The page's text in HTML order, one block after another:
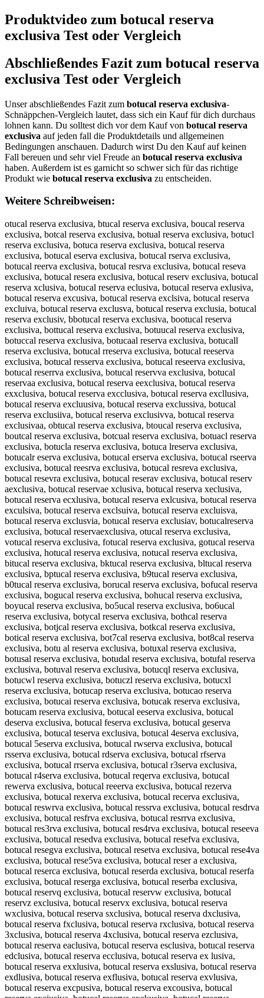
Produktvideo zum botucal reserva
exclusiva Test oder Vergleich
Abschließendes Fazit zum botucal reserva
exclusiva Test oder Vergleich
Unser abschließendes Fazit zum botucal reserva exclusiva-
Schnäppchen-Vergleich lautet, dass sich ein Kauf für dich durchaus
lohnen kann. Du solltest dich vor dem Kauf von botucal reserva
exclusiva auf jeden fall die Produktdetails und allgemeinen
Bedingungen anschauen. Dadurch wirst Du den Kauf auf keinen
Fall bereuen und sehr viel Freude an botucal reserva exclusiva
haben. Außerdem ist es garnicht so schwer sich für das richtige
Produkt wie botucal reserva exclusiva zu entscheiden.
Weitere Schreibweisen:
otucal reserva exclusiva, btucal reserva exclusiva, boucal reserva exclusiva, botcal reserva exclusiva, botual reserva exclusiva, botucl reserva exclusiva, botuca reserva exclusiva, botucal reserva exclusiva, botucal eserva exclusiva, botucal rserva exclusiva, botucal reerva exclusiva, botucal resrva exclusiva, botucal reseva exclusiva, botucal resera exclusiva, botucal reserv exclusiva, botucal reserva xclusiva, botucal reserva eclusiva, botucal reserva exlusiva, botucal reserva excusiva, botucal reserva exclsiva, botucal reserva excluiva, botucal reserva exclusva, botucal reserva exclusia, botucal reserva exclusiv, bbotucal reserva exclusiva, bootucal reserva exclusiva, bottucal reserva exclusiva, botuucal reserva exclusiva, botuccal reserva exclusiva, botucaal reserva exclusiva, botucall reserva exclusiva, botucal rreserva exclusiva, botucal reeserva exclusiva, botucal resserva exclusiva, botucal reseerva exclusiva, botucal reserrva exclusiva, botucal reservva exclusiva, botucal reservaa exclusiva, botucal reserva eexclusiva, botucal reserva exxclusiva, botucal reserva excclusiva, botucal reserva excllusiva, botucal reserva excluusiva, botucal reserva exclussiva, botucal reserva exclusiiva, botucal reserva exclusivva, botucal reserva exclusivaa, obtucal reserva exclusiva, btoucal reserva exclusiva, boutcal reserva exclusiva, botcual reserva exclusiva, botuacl reserva exclusiva, botucla reserva exclusiva, botuca lreserva exclusiva, botucalr eserva exclusiva, botucal erserva exclusiva, botucal rseerva exclusiva, botucal reesrva exclusiva, botucal resreva exclusiva, botucal resevra exclusiva, botucal reserav exclusiva, botucal reserv aexclusiva, botucal reservae xclusiva, botucal reserva xeclusiva, botucal reserva ecxlusiva, botucal reserva exlcusiva, botucal reserva exculsiva, botucal reserva exclsuiva, botucal reserva excluisva, botucal reserva exclusvia, botucal reserva exclusiav, botucalreserva exclusiva, botucal reservaexclusiva, otucal reserva exclusiva, votucal reserva exclusiva, fotucal reserva exclusiva, gotucal reserva exclusiva, hotucal reserva exclusiva, notucal reserva exclusiva, bitucal reserva exclusiva, bktucal reserva exclusiva, bltucal reserva exclusiva, bptucal reserva exclusiva, b9tucal reserva exclusiva, b0tucal reserva exclusiva, borucal reserva exclusiva, bofucal reserva exclusiva, bogucal reserva exclusiva, bohucal reserva exclusiva, boyucal reserva exclusiva, bo5ucal reserva exclusiva, bo6ucal reserva exclusiva, botycal reserva exclusiva, bothcal reserva exclusiva, botjcal reserva exclusiva, botkcal reserva exclusiva, botical reserva exclusiva, bot7cal reserva exclusiva, bot8cal reserva exclusiva, botu al reserva exclusiva, botuxal reserva exclusiva, botusal reserva exclusiva, botudal reserva exclusiva, botufal reserva exclusiva, botuval reserva exclusiva, botucql reserva exclusiva, botucwl reserva exclusiva, botuczl reserva exclusiva, botucxl reserva exclusiva, botucap reserva exclusiva, botucao reserva exclusiva, botucai reserva exclusiva, botucak reserva exclusiva, botucam reserva exclusiva, botucal eeserva exclusiva, botucal deserva exclusiva, botucal feserva exclusiva, botucal geserva exclusiva, botucal teserva exclusiva, botucal 4eserva exclusiva, botucal 5eserva exclusiva, botucal rwserva exclusiva, botucal rsserva exclusiva, botucal rdserva exclusiva, botucal rfserva exclusiva, botucal rrserva exclusiva, botucal r3serva exclusiva, botucal r4serva exclusiva, botucal reqerva exclusiva, botucal rewerva exclusiva, botucal reeerva exclusiva, botucal rezerva exclusiva, botucal rexerva exclusiva, botucal recerva exclusiva, botucal reswrva exclusiva, botucal ressrva exclusiva, botucal resdrva exclusiva, botucal resfrva exclusiva, botucal resrrva exclusiva, botucal res3rva exclusiva, botucal res4rva exclusiva, botucal reseeva exclusiva, botucal resedva exclusiva, botucal resefva exclusiva, botucal resegva exclusiva, botucal resetva exclusiva, botucal rese4va exclusiva, botucal rese5va exclusiva, botucal reser a exclusiva, botucal reserca exclusiva, botucal reserda exclusiva, botucal reserfa exclusiva, botucal reserga exclusiva, botucal reserba exclusiva, botucal reservq exclusiva, botucal reservw exclusiva, botucal reservz exclusiva, botucal reservx exclusiva, botucal reserva wxclusiva, botucal reserva sxclusiva, botucal reserva dxclusiva, botucal reserva fxclusiva, botucal reserva rxclusiva, botucal reserva 3xclusiva, botucal reserva 4xclusiva, botucal reserva ezclusiva, botucal reserva eaclusiva, botucal reserva esclusiva, botucal reserva edclusiva, botucal reserva ecclusiva, botucal reserva ex lusiva, botucal reserva exxlusiva, botucal reserva exslusiva, botucal reserva exdlusiva, botucal reserva exflusiva, botucal reserva exvlusiva, botucal reserva excpusiva, botucal reserva excousiva, botucal reserva exciusiva, botucal reserva exckusiva, botucal reserva excmusiva, botucal reserva exclysiva, botucal reserva exclhsiva, botucal reserva excljsiva, botucal reserva exclksiva, botucal reserva exclisiva, botucal reserva excl7siva, botucal reserva excl8siva, botucal reserva excluqiva, botucal reserva excluwiva, botucal reserva exclueiva, botucal reserva excluziva, botucal reserva excluxiva, botucal reserva excluciva, botucal reserva exclusuva, botucal reserva exclusjva, botucal reserva excluskva, botucal reserva excluslva, botucal reserva exclusova, botucal reserva exclus8va, botucal reserva exclus9va, botucal reserva exclusi a, botucal reserva exclusica, botucal reserva exclusida, botucal reserva exclusifa, botucal reserva exclusiga, botucal reserva exclusiba, botucal reserva exclusivq, botucal reserva exclusivw, botucal reserva exclusivz, botucal reserva exclusivx, botucal reserva exclusiva, b otucal reserva exclusiva, vbotucal reserva exclusiva, bvotucal reserva exclusiva, fbotucal reserva exclusiva, bfotucal reserva exclusiva, gbotucal reserva exclusiva, bgotucal reserva exclusiva, hbotucal reserva exclusiva, bhotucal reserva exclusiva, nbotucal reserva exclusiva, bnotucal reserva exclusiva, biotucal reserva exclusiva, boitucal reserva exclusiva, bkotucal reserva exclusiva, boktucal reserva exclusiva, blotucal reserva exclusiva, boltucal reserva exclusiva, bpotucal reserva exclusiva, boptucal reserva exclusiva, b9otucal reserva exclusiva, bo9tucal reserva exclusiva, b0otucal reserva exclusiva, bo0tucal reserva exclusiva, bortucal reserva exclusiva, botrucal reserva exclusiva, boftucal reserva exclusiva, botfucal reserva exclusiva, bogtucal reserva exclusiva, botgucal reserva exclusiva, bohtucal reserva exclusiva, bothucal reserva exclusiva, boytucal reserva exclusiva, botyucal reserva exclusiva, bo5tucal reserva exclusiva, bot5ucal reserva exclusiva, bo6tucal reserva exclusiva, bot6ucal reserva exclusiva, botuycal reserva exclusiva, botuhcal reserva exclusiva, botjucal reserva exclusiva, botujcal reserva exclusiva, botkucal reserva exclusiva, botukcal reserva exclusiva, botiucal reserva exclusiva, botuical reserva exclusiva, bot7ucal reserva exclusiva, botu7cal reserva exclusiva, bot8ucal reserva exclusiva, botu8cal reserva exclusiva, botu cal reserva exclusiva, botuc al reserva exclusiva, botuxcal reserva exclusiva, botucxal reserva exclusiva, botuscal reserva exclusiva, botucsal reserva exclusiva, botudcal reserva exclusiva, botucdal reserva exclusiva, botufcal reserva exclusiva, botucfal reserva exclusiva, botuvcal reserva exclusiva, botucval reserva exclusiva, botucqal reserva exclusiva, botucaql reserva exclusiva, botucwal reserva exclusiva, botucawl reserva exclusiva, botuczal reserva exclusiva, botucazl reserva exclusiva, botucaxl reserva exclusiva, botucapl reserva exclusiva, botucalp reserva exclusiva, botucaol reserva exclusiva, botucalo reserva exclusiva, botucail reserva exclusiva, botucali reserva exclusiva, botucakl reserva exclusiva, botucalk reserva exclusiva, botucaml reserva exclusiva, botucalm reserva exclusiva, botucal ereserva exclusiva, botucal dreserva exclusiva, botucal rdeserva exclusiva, botucal freserva exclusiva, botucal rfeserva exclusiva, botucal greserva exclusiva, botucal rgeserva exclusiva, botucal treserva exclusiva, botucal rteserva exclusiva, botucal 4reserva exclusiva, botucal r4eserva exclusiva, botucal 5reserva exclusiva, botucal r5eserva exclusiva, botucal rweserva exclusiva, botucal rewserva exclusiva, botucal rseserva exclusiva, botucal redserva exclusiva, botucal refserva exclusiva, botucal rerserva exclusiva, botucal r3eserva exclusiva, botucal re3serva exclusiva, botucal re4serva exclusiva, botucal reqserva exclusiva, botucal resqerva exclusiva, botucal reswerva exclusiva, botucal rezserva exclusiva, botucal reszerva exclusiva, botucal rexserva exclusiva, botucal resxerva exclusiva, botucal recserva exclusiva, botucal rescerva exclusiva, botucal resewrva exclusiva, botucal resesrva exclusiva, botucal resderva exclusiva, botucal resedrva exclusiva, botucal resferva exclusiva, botucal resefrva exclusiva, botucal resrerva exclusiva, botucal res3erva exclusiva, botucal rese3rva exclusiva, botucal res4erva exclusiva, botucal rese4rva exclusiva, botucal resereva exclusiva, botucal reserdva exclusiva, botucal reserfva exclusiva, botucal resegrva exclusiva, botucal resergva exclusiva, botucal resetrva exclusiva, botucal resertva exclusiva, botucal reser4va exclusiva, botucal rese5rva exclusiva, botucal reser5va exclusiva, botucal reser va exclusiva, botucal reserv a exclusiva, botucal resercva exclusiva, botucal reservca exclusiva, botucal reservda exclusiva, botucal reservfa exclusiva, botucal reservga exclusiva, botucal reserbva exclusiva, botucal reservba exclusiva, botucal reservqa exclusiva, botucal reservaq exclusiva, botucal reservwa exclusiva, botucal reservaw exclusiva, botucal reservza exclusiva, botucal reservaz exclusiva, botucal reservxa exclusiva, botucal reservax exclusiva, botucal reserva wexclusiva, botucal reserva ewxclusiva, botucal reserva sexclusiva, botucal reserva esxclusiva, botucal reserva dexclusiva, botucal reserva edxc